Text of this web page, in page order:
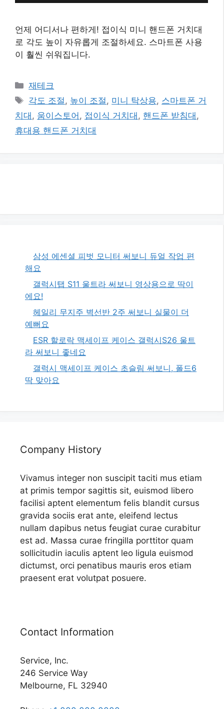
언제 어디서나 편하게! 접이식 미니 핸드폰 거치대
로 각도 높이 자유롭게 조절하세요. 스마트폰 사용
이 훨씬 쉬워집니다.
카
테
고
리
재테크
태
그
각도 조절 , 높이 조절 , 미니 탁상용, 스마트폰 거
치대 , 움이스토어 , 접이식 거치대 , 핸드폰 받침대 ,
휴대용 핸드폰 거치대
삼성 에센셜 피벗 모니터 써보니 듀얼 작업 편
해요
갤럭시탭 S11 울트라 써보니 영상용으로 딱이
에요!
헤일리 무지주 벽선반 2주 써보니 실물이 더
예뻐요
ESR 할로락 맥세이프 케이스 갤럭시S26 울트
라 써보니 좋네요
갤럭시 맥세이프 케이스 초슬림 써보니, 폴드6
딱 맞아요
Company History
Vivamus integer non suscipit taciti mus etiam
at primis tempor sagittis sit, euismod libero
facilisi aptent elementum felis blandit cursus
gravida sociis erat ante, eleifend lectus
nullam dapibus netus feugiat curae curabitur
est ad. Massa curae fringilla porttitor quam
sollicitudin iaculis aptent leo ligula euismod
dictumst, orci penatibus mauris eros etiam
praesent erat volutpat posuere.
Contact Information
Service, Inc.
246 Service Way
Melbourne, FL 32940